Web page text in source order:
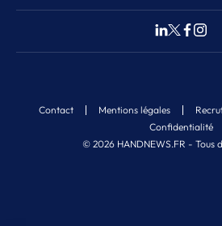
© 2026 HANDNEWS.FR - Tous
Contact Mentions légales
Confidentialité